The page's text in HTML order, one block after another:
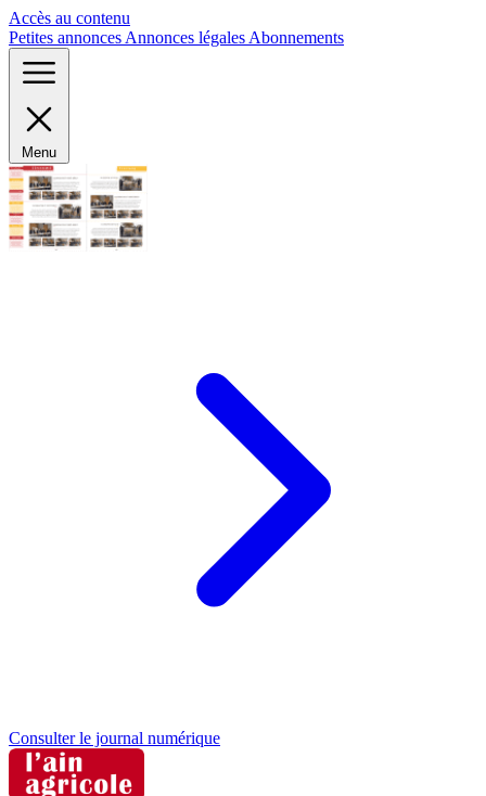
Accès au contenu
Petites annonces Annonces légales Abonnements
Menu
Consulter le journal numérique
Panneau de gestion des cookies